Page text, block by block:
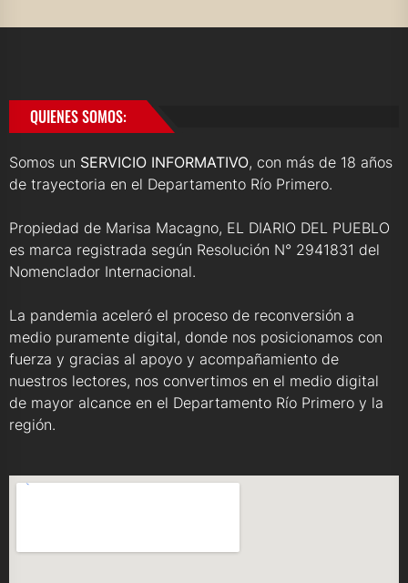
QUIENES SOMOS:
Somos un SERVICIO INFORMATIVO, con más de 18 años
de trayectoria en el Departamento Río Primero.
Propiedad de Marisa Macagno, EL DIARIO DEL PUEBLO
es marca registrada según Resolución N° 2941831 del
Nomenclador Internacional.
La pandemia aceleró el proceso de reconversión a
medio puramente digital, donde nos posicionamos con
fuerza y gracias al apoyo y acompañamiento de
nuestros lectores, nos convertimos en el medio digital
de mayor alcance en el Departamento Río Primero y la
región.